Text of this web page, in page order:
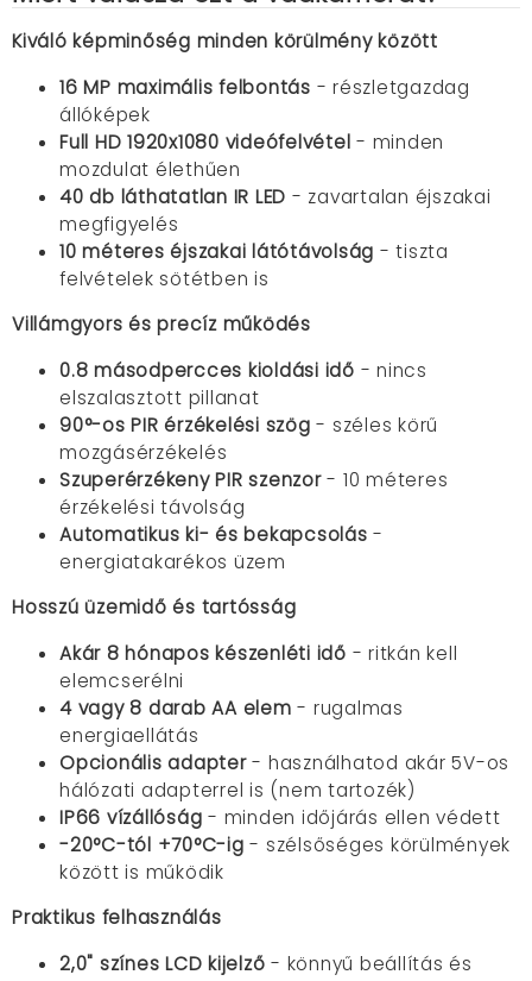
Kiváló képminőség minden körülmény között
16 MP maximális felbontás - részletgazdag
állóképek
Full HD 1920x1080 videófelvétel - minden
mozdulat élethűen
40 db láthatatlan IR LED - zavartalan éjszakai
megfigyelés
10 méteres éjszakai látótávolság - tiszta
felvételek sötétben is
Villámgyors és precíz működés
0.8 másodpercces kioldási idő - nincs
elszalasztott pillanat
90°-os PIR érzékelési szög - széles körű
mozgásérzékelés
Szuperérzékeny PIR szenzor- 10 méteres
érzékelési távolság
Automatikus ki- és bekapcsolás -
energiatakarékos üzem
Hosszú üzemidő és tartósság
Akár 8 hónapos készenléti idő - ritkán kell
elemcserélni
4 vagy 8 darab AA elem - rugalmas
energiaellátás
Opcionális adapter- használhatod akár 5V-os
hálózati adapterrel is (nem tartozék)
IP66 vízállóság - minden időjárás ellen védett
-20°C-tól +70°C-ig - szélsőséges körülmények
között is működik
Praktikus felhasználás
2,0" színes LCD kijelző - könnyű beállítás és